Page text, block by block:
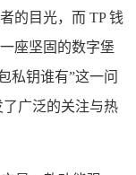
的目光，而 TP 钱
座坚固的数字堡
私钥谁有”这一问
广泛的关注与热